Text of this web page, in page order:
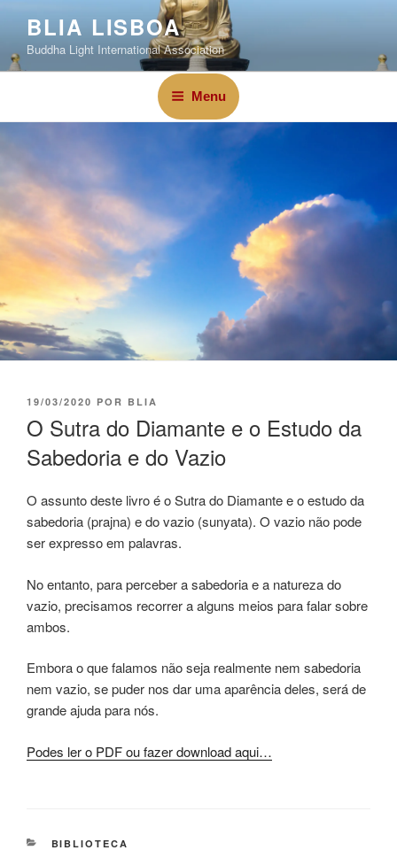
BLIA LISBOA
Buddha Light International Association
Menu
19/03/2020 POR BLIA
O Sutra do Diamante e o Estudo da
Sabedoria e do Vazio
O assunto deste livro é o Sutra do Diamante e o estudo da
sabedoria (prajna) e do vazio (sunyata). O vazio não pode
ser expresso em palavras.
No entanto, para perceber a sabedoria e a natureza do
vazio, precisamos recorrer a alguns meios para falar sobre
ambos.
Embora o que falamos não seja realmente nem sabedoria
nem vazio, se puder nos dar uma aparência deles, será de
grande ajuda para nós.
Podes ler o PDF ou fazer download aqui…
BIBLIOTECA